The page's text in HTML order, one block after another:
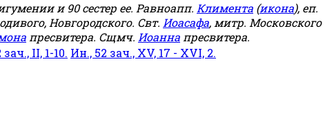
и 90 сестер ее. Равноапп. Климента (икона), еп.
Новгородского. Свт. Иоасафа, митр. Московского
пресвитера. Сщмч. Иоанна пресвитера.
II, 1-10. Ин., 52 зач., XV, 17 - XVI, 2.